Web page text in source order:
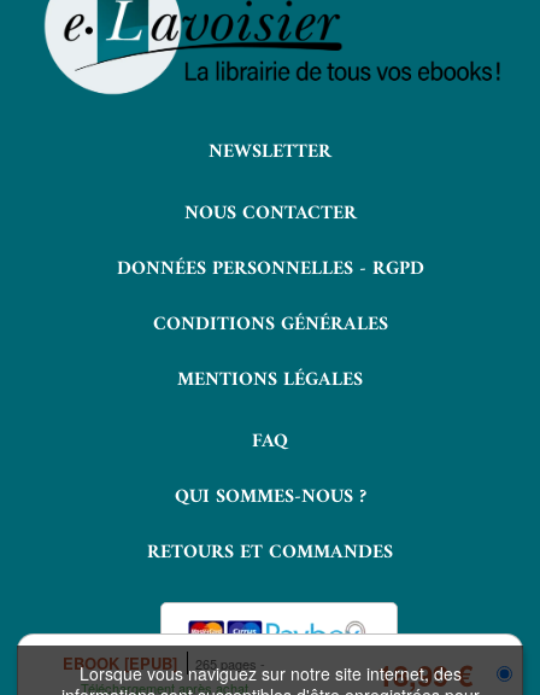
Lorsque vous naviguez sur notre site internet, des
EBOOK [EPUB]
265 pages
Téléchargement après achat
18,99 €
NEWSLETTER
NOUS CONTACTER
DONNÉES PERSONNELLES - RGPD
CONDITIONS GÉNÉRALES
MENTIONS LÉGALES
FAQ
QUI SOMMES-NOUS ?
RETOURS ET COMMANDES